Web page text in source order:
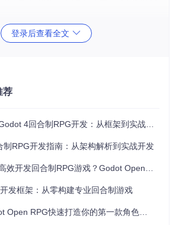
游戏开发的关键模块
心，框架中的回合制战斗模块实现了行动
疗或使用特殊技能，每个决策都会实时影
色表情变化。无论是推动剧情发展还是提
登录后查看全文
荐
4回合制RPG开发：从框架到实战的完整指南
制RPG开发指南：从架构解析到实战开发
发回合制RPG游戏？Godot Open RPG的5个实战技巧
发框架：从零构建专业回合制游戏
RPG快速打造你的第一款角色扮演游戏：完整入门指南